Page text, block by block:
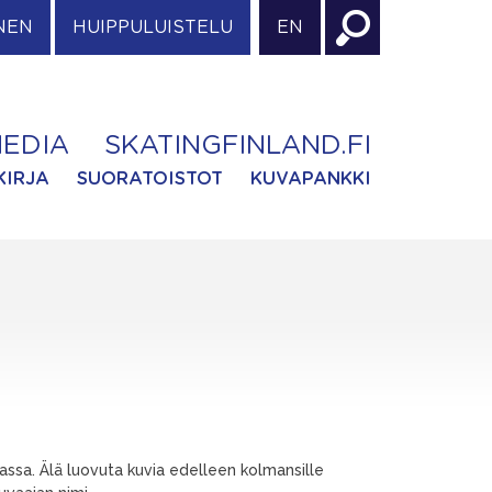
HUIPPULUISTELU EN
SKATINGFINLAND.FI
SUORATOISTOT KUVAPANKKI
Älä luovuta kuvia edelleen kolmansille